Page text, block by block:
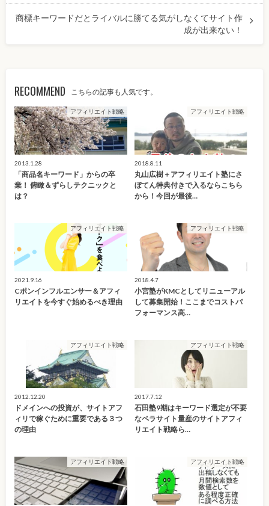
商標キーワードだとライバルに勝てる気がしなくてサイト作
成が出来ない！
RECOMMEND こちらの記事も人気です。
アフィリエイト戦略
2013.1.28
「商品名キーワード」からの卒
業！ 俯瞰＆ずらしテクニックと
は？
アフィリエイト戦略
2018.8.11
丸山広樹＋アフィリエイト塾にさ
ぼてん特典付きで入るならこちら
から！今回が最後…
アフィリエイト戦略
2021.9.16
Cポンインフルエンサー＆アフィ
リエイトを今すぐ始めるべき理由
アフィリエイト戦略
2018.4.7
小宮塾がKMCとしてリニューアル
して募集開始！ここまでコストパ
フォーマンス高…
アフィリエイト戦略
2012.12.20
ドメインへの投資が、サイトアフ
ィリで稼ぐために重要である３つ
の理由
アフィリエイト戦略
2017.7.12
石田塾9期はキーワード選定が不要
なペラサイト量産のサイトアフィ
リエイト戦略ら…
アフィリエイト戦略 アフィリエイト戦略